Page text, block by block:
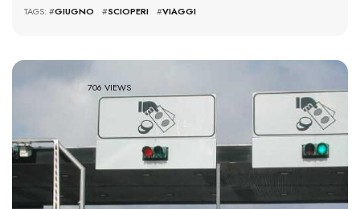
TAGS: #GIUGNO #SCIOPERI #VIAGGI
706 VIEWS